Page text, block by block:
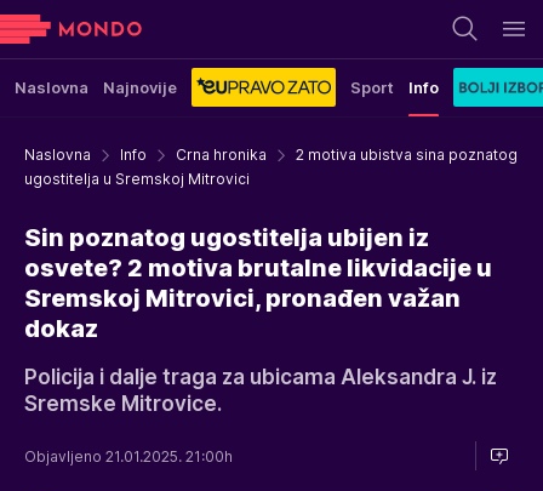
Naslovna Najnovije Sport Info
Naslovna Info Crna hronika
2 motiva ubistva sina poznatog
ugostitelja u Sremskoj Mitrovici
Sin poznatog ugostitelja ubijen iz
osvete? 2 motiva brutalne likvidacije u
Sremskoj Mitrovici, pronađen važan
dokaz
Policija i dalje traga za ubicama Aleksandra J. iz
Sremske Mitrovice.
Objavljeno 21.01.2025. 21:00h